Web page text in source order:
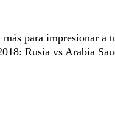
para impresionar a
Rusia vs Arabia